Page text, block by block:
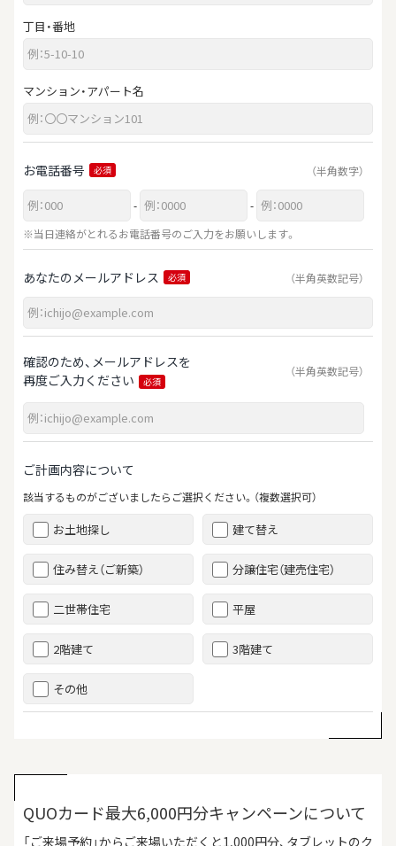
丁目・番地
マンション・アパート名
お電話番号 必須 （半角数字）
-
-
※当日連絡がとれるお電話番号のご入力をお願いします。
あなたのメールアドレス 必須 （半角英数記号）
確認のため、メールアドレスを
再度ご入力ください
必須
（半角英数記号）
ご計画内容について
該当するものがございましたらご選択ください。（複数選択可）
お土地探し 建て替え
住み替え（ご新築） 分譲住宅（建売住宅）
二世帯住宅 平屋
2階建て 3階建て
その他
QUOカード最大6,000円分キャンペーンについて
「ご来場予約」からご来場いただくと1,000円分、タブレットのク